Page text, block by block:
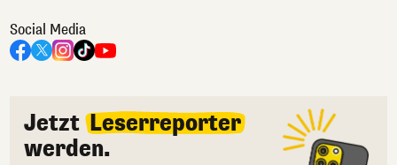
Social Media
Jetzt Leserreporter
werden.